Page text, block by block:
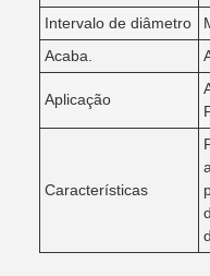
Intervalo de diâmetro
Acaba.
Aplicação
Características